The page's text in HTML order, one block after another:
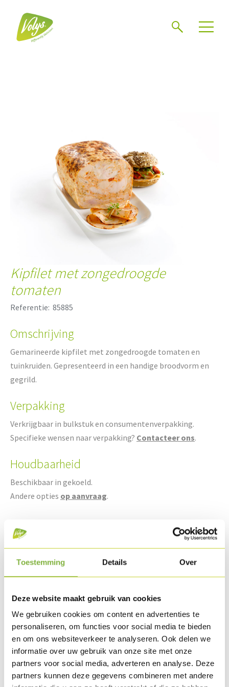
Toestemming Details Over
Deze website maakt gebruik van cookies
We gebruiken cookies om content en advertenties te
personaliseren, om functies voor social media te bieden
en om ons websiteverkeer te analyseren. Ook delen we
informatie over uw gebruik van onze site met onze
partners voor social media, adverteren en analyse. Deze
partners kunnen deze gegevens combineren met andere
Kipfilet met zongedroogde
tomaten
Referentie: 85885
Omschrijving
Gemarineerde kipfilet met zongedroogde tomaten en
tuinkruiden. Gepresenteerd in een handige broodvorm en
gegrild.
Verpakking
Verkrijgbaar in bulkstuk en consumentenverpakking.
Specifieke wensen naar verpakking? Contacteer ons.
Houdbaarheid
Beschikbaar in gekoeld.
Andere opties op aanvraag.
Recepten met dit product